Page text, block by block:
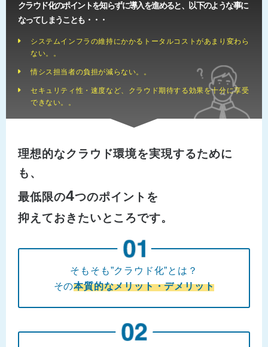
クラウド化のポイントを知らずに導入を進めると、以下のような事に
なってしまうことも・・・
システムインフラの維持にかかるトータルコストがあまり変わら
ない。。
情シス担当者の負担が減らない。。
セキュリティ性・速度など、クラウド期待する効果を十分に享受
できない。。
理想的なクラウド環境を実現するために
も、
最低限の4つのポイントを
抑えておきたいところです。
そもそも”クラウド化”とは？
その本質的なメリット・デメリット